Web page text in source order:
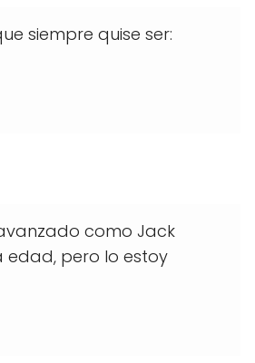
siempre quise ser:
como Jack
edad, pero lo estoy